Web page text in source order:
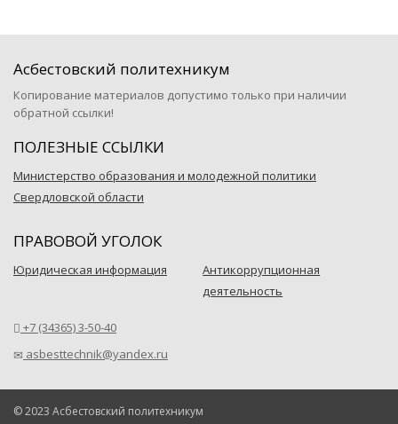
Асбестовский политехникум
Копирование материалов допустимо только при наличии
обратной ссылки!
ПОЛЕЗНЫЕ ССЫЛКИ
Министерство образования и молодежной политики
Свердловской области
ПРАВОВОЙ УГОЛОК
Юридическая информация
Антикоррупционная
деятельность
+7 (34365) 3-50-40
asbesttechnik@yandex.ru
© 2023 Асбестовский политехникум